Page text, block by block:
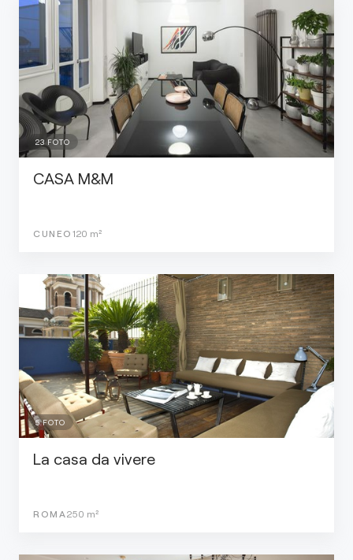
23 FOTO
CASA M&M
CUNEO 120 m²
5FOTO
La casa da vivere
ROMA 250 m²